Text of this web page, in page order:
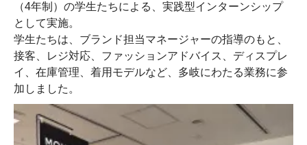
（4年制）の学生たちによる、実践型インターンシップ
として実施。
学生たちは、ブランド担当マネージャーの指導のもと、
接客、レジ対応、ファッションアドバイス、ディスプレ
イ、在庫管理、着用モデルなど、多岐にわたる業務に参
加しました。